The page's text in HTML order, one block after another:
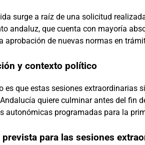
surge a raíz de una solicitud
andaluz, que cuenta con mayoría
aprobación de nuevas normas en
y contexto político
es que estas sesiones extraordinarias
quiere culminar antes del fin
autonómicas programadas para la
prevista para las sesiones